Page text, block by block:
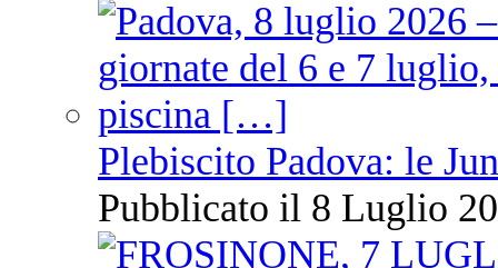
Plebiscito Padova: le
Pubblicato il 8 Luglio